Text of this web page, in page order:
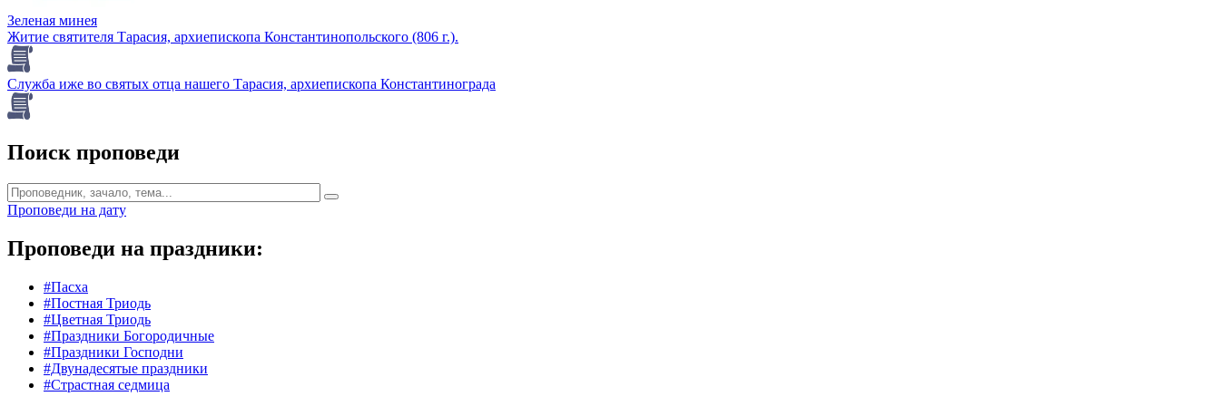
Зеленая минея
Житие святителя Тарасия, архиепископа Константинопольского (806 г.).
Служба иже во святых отца нашего Тарасия, архиепископа Константинограда
Поиск проповеди
Проповеди на дату
Проповеди на праздники:
#Пасха
#Постная Триодь
#Цветная Триодь
#Праздники Богородичные
#Праздники Господни
#Двунадесятые праздники
#Страстная седмица